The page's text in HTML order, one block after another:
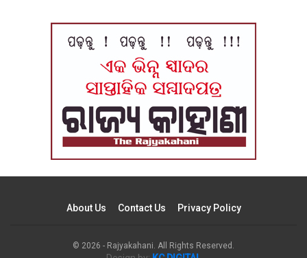
About Us Contact Us Privacy Policy
© 2026 - Rajyakahani. All Rights Reserved.